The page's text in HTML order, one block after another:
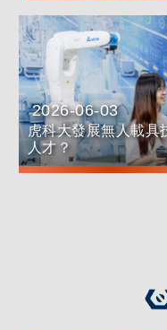
日期：
2026-06-03
虎科大發展無人載具
人才？